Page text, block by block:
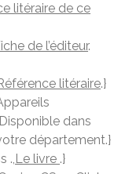
litéraire de ce
de l’éditeur.
litéraire.}
dans
département.}
., Le livre .}